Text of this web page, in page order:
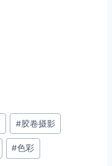
#胶卷摄影
#色彩